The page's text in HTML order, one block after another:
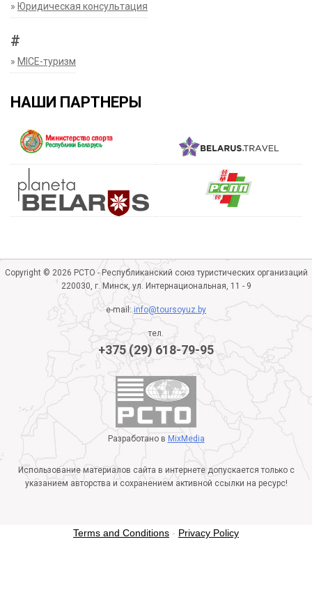
» Юридическая консультация
#
» MICE-туризм
НАШИ ПАРТНЕРЫ
Copyright © 2026 РСТО - Республиканский союз туристических организаций
220030, г. Минск, ул. Интернациональная, 11 - 9
e-mail:info@toursoyuz.by
тел.
+375 (29) 618-79-95
Разработано в MixMedia
Использование материалов сайта в интернете допускается только с
указанием авторства и сохранением активной ссылки на ресурс!
Terms and Conditions - Privacy Policy